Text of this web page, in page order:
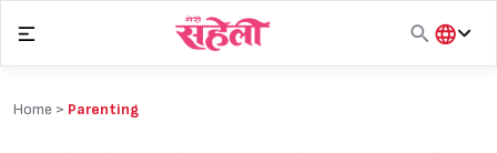
content
हिंदी
Home > Parenting